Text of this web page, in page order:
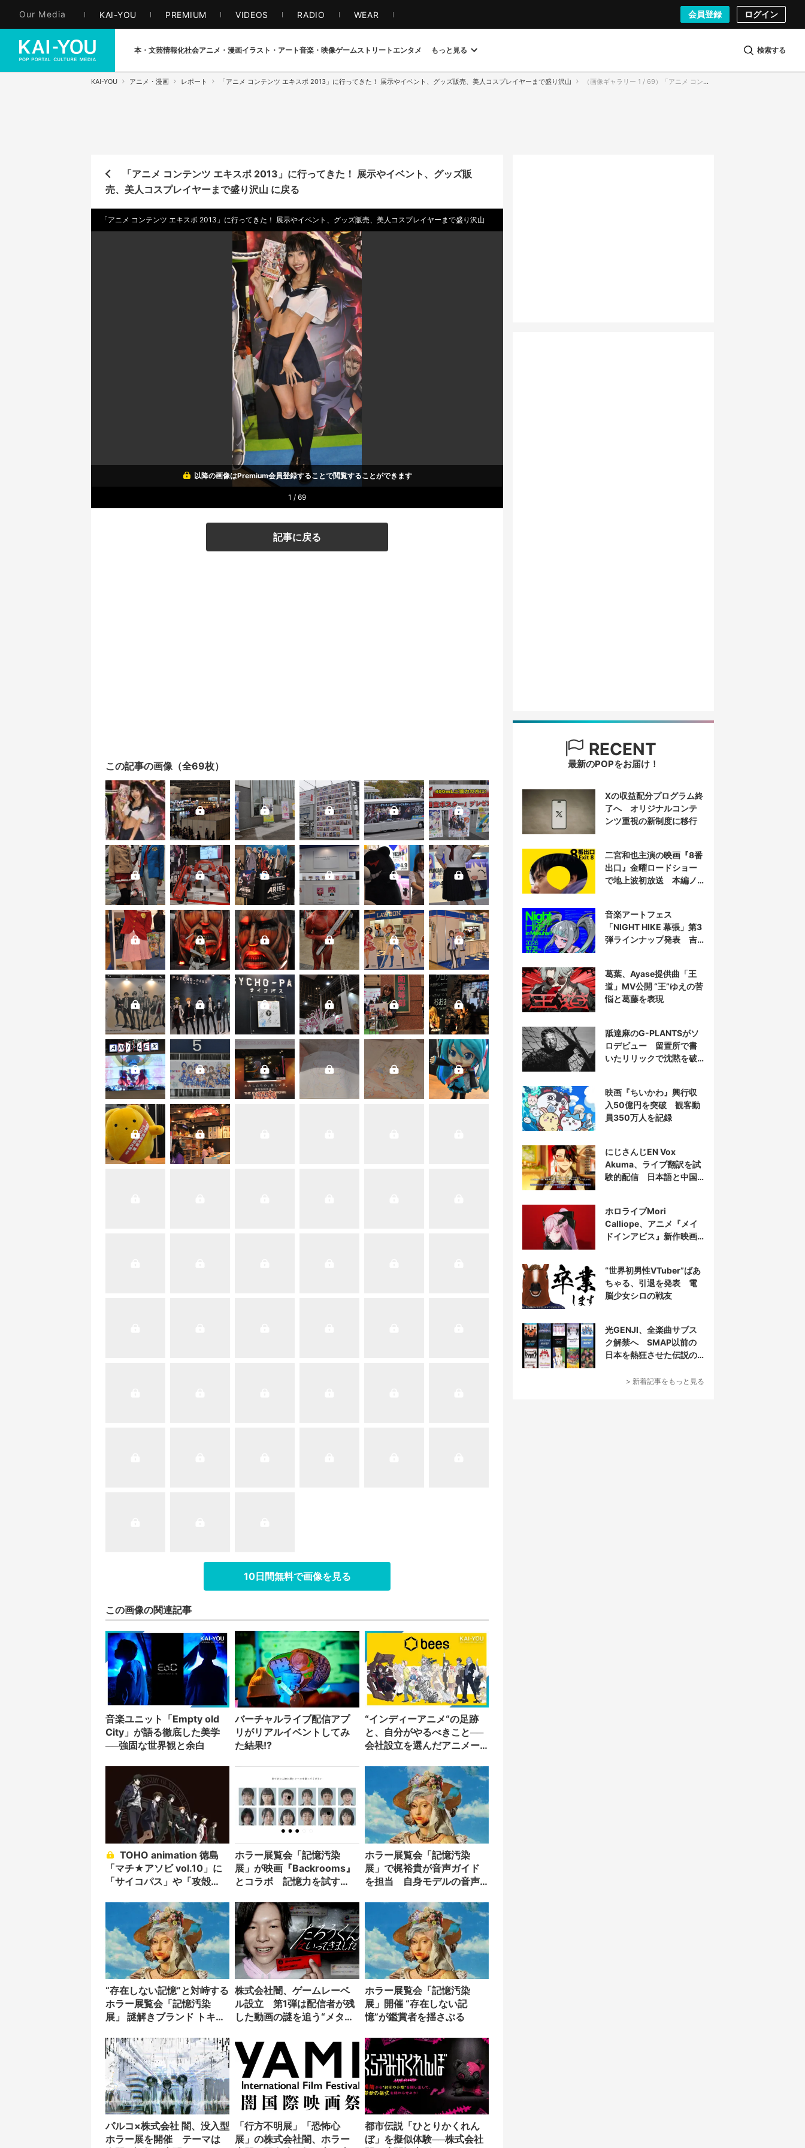
Our Media KAI-YOU PREMIUM VIDEOS RADIO WEAR 会員登録 ログイン
本・文芸情報化社会アニメ・漫画イラスト・アート音楽・映像ゲームストリート エンタメ もっと見る 検索する
KAI-YOU アニメ・漫画 レポート 「アニメ コンテンツ エキスポ 2013」に行ってきた！ 展示やイベント、グッズ販売、美人コスプレイヤーまで盛り沢山 （画像ギャラリー 1 / 69）「アニメ コンテンツ エキスポ 2013」に行ってきた！ 展示やイベント、グッズ販売、美人コスプレイヤーまで盛り沢山
「アニメ コンテンツ エキスポ 2013」に行ってきた！ 展示やイベント、グッズ販
売、美人コスプレイヤーまで盛り沢山 に戻る
「アニメ コンテンツ エキスポ 2013」に行ってきた！ 展示やイベント、グッズ販売、美人コスプレイヤーまで盛り沢山
以降の画像はPremium会員登録することで閲覧することができます
1 / 69
記事に戻る
この記事の画像（全69枚）
10日間無料で画像を見る
この画像の関連記事
音楽ユニット「Empty old
City」が語る徹底した美学
──強固な世界観と余白
バーチャルライブ配信アプ
リがリアルイベントしてみ
た結果!?
“インディーアニメ“の足跡
と、自分がやるべきこと──
会社設立を選んだアニメー
「マチ★アソビ vol.10」に
「サイコパス」や「攻殻
ホラー展覧会「記憶汚染
展」が映画『Backrooms』
とコラボ 記憶力を試す
ホラー展覧会「記憶汚染
展」で梶裕貴が音声ガイド
を担当 自身モデルの音声
“存在しない記憶”と対峙する
ホラー展覧会「記憶汚染
展」 謎解きブランド トキキ
株式会社闇、ゲームレーベ
ル設立 第1弾は配信者が残
した動画の謎を追う“メタホ
ホラー展覧会「記憶汚染
展」開催 “存在しない記
憶”が鑑賞者を揺さぶる
パルコ×株式会社 闇、没入型
ホラー展を開催 テーマは
「行方不明展」「恐怖心
展」の株式会社闇、ホラー
都市伝説「ひとりかくれん
ぼ」を擬似体験──株式会社
RECENT
最新のPOPをお届け！
Xの収益配分プログラム終
了へ オリジナルコンテ
ンツ重視の新制度に移行
二宮和也主演の映画『8番
出口』金曜ロードショー
で地上波初放送 本編ノ
音楽アートフェス
「NIGHT HIKE 幕張」第3
弾ラインナップ発表 吉
葛葉、Ayase提供曲「王
道」MV公開 “王”ゆえの苦
悩と葛藤を表現
舐達麻のG-PLANTSがソ
ロデビュー 留置所で書
いたリリックで沈黙を破
映画『ちいかわ』興行収
入50億円を突破 観客動
員350万人を記録
にじさんじEN Vox
Akuma、ライブ翻訳を試
験的配信 日本語と中国
ホロライブMori
Calliope、アニメ『メイ
ドインアビス』新作映画
“世界初男性VTuber”ばあ
ちゃる、引退を発表 電
脳少女シロの戦友
光GENJI、全楽曲サブス
ク解禁へ SMAP以前の
日本を熱狂させた伝説の
> 新着記事をもっと見る